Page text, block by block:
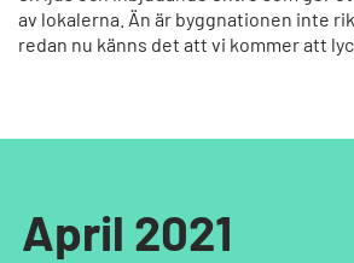
av lokalerna. Än är byggnationen inte
redan nu känns det att vi kommer att
April 2021